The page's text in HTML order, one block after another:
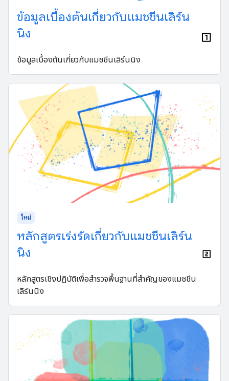
ข้อมูลเบื้องต้นเกี่ยวกับแมชชีนเลิร์น
นิง
ข้อมูลเบื้องต้นเกี่ยวกับแมชชีนเลิร์นนิง
ใหม่
หลักสูตรเร่งรัดเกี่ยวกับแมชชีนเลิร์น
นิง
หลักสูตรเชิงปฏิบัติเพื่อสำรวจพื้นฐานที่สำคัญของแมชชีน
เลิร์นนิง